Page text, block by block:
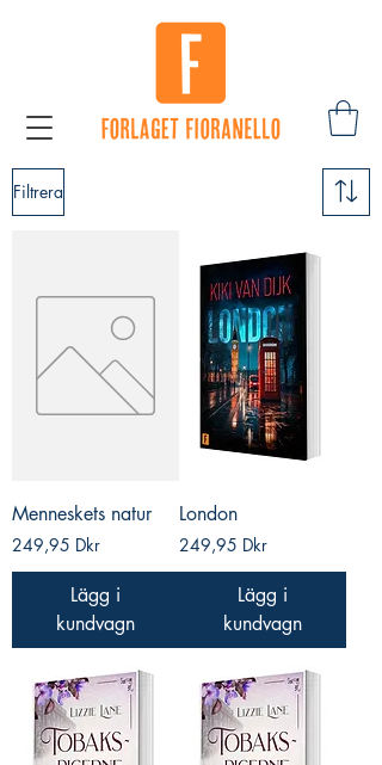
Filtrera
Menneskets natur
Pris
249,95 Dkr
Lägg i
kundvagn
London
Pris
249,95 Dkr
Lägg i
kundvagn